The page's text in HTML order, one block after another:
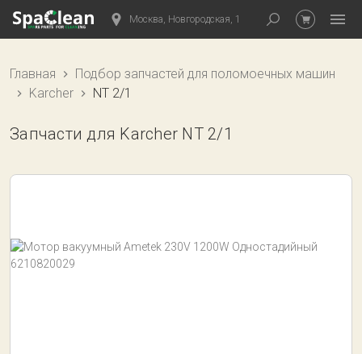
Москва, Новгородская, 1
Главная
Подбор запчастей для поломоечных машин
Karcher
NT 2/1
Запчасти для Karcher NT 2/1